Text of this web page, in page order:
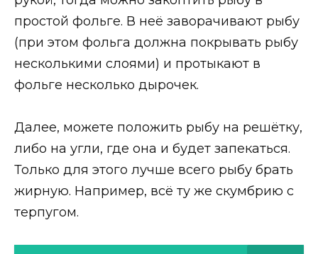
простой фольге. В неё заворачивают рыбу
(при этом фольга должна покрывать рыбу
несколькими слоями) и протыкают в
фольге несколько дырочек.
Далее, можете положить рыбу на решётку,
либо на угли, где она и будет запекаться.
Только для этого лучше всего рыбу брать
жирную. Например, всё ту же скумбрию с
терпугом.